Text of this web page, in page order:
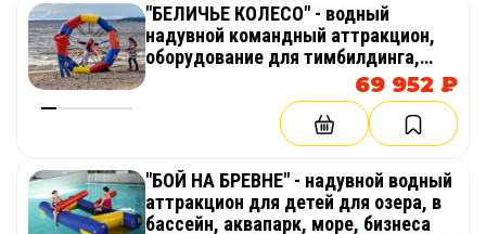
"БЕЛИЧЬЕ КОЛЕСО" - водный
надувной командный аттракцион,
оборудование для тимбилдинга,
праздника, корпоратива,
соревнований, веселых стартов,
69 952 ₽
"БОЙ НА БРЕВНЕ" - надувной водный
аттракцион для детей для озера, в
бассейн, аквапарк, море, бизнеса